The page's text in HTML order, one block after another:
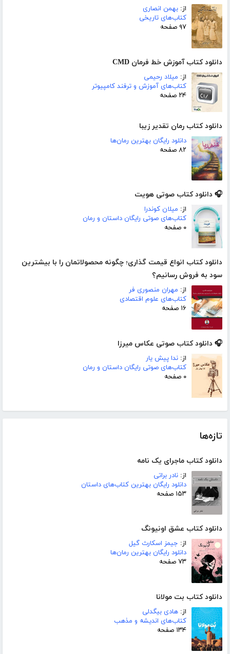
از: بهمن انصاری
کتاب‌های تاریخی
۹۷ صفحه
دانلود کتاب آموزش خط فرمان CMD
از: میلاد رحیمی
کتاب‌های آموزش و ترفند کامپیوتر
۲۴ صفحه
دانلود کتاب رمان تقدیر زیبا
دانلود رایگان بهترین رمان‌ها
۸۲ صفحه
🎧 دانلود کتاب صوتی هویت
از: میلان کوندرا
کتاب‌های صوتی رایگان داستان و رمان
۰ صفحه
دانلود کتاب انواع قیمت گذاری؛ چگونه محصولاتمان را با بیشترین
سود به فروش رسانیم؟
از: مهران منصوری فر
کتاب‌های علوم اقتصادی
۱۶ صفحه
🎧 دانلود کتاب صوتی عکاس میرزا
از: ندا پیش یار
کتاب‌های صوتی رایگان داستان و رمان
۰ صفحه
تازه‌ها
دانلود کتاب ماجرای یک نامه
از: نادر براتی
دانلود رایگان بهترین کتاب‌های داستان
۱۵۳ صفحه
دانلود کتاب عشق اونیونگ
از: جیمز اسکارث گیل
دانلود رایگان بهترین رمان‌ها
۷۳ صفحه
دانلود کتاب بت مولانا
از: هادی بیگدلی
کتاب‌های اندیشه و مذهب
۱۳۴ صفحه